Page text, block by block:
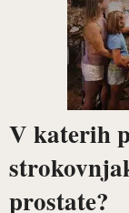
V katerih
prostate?